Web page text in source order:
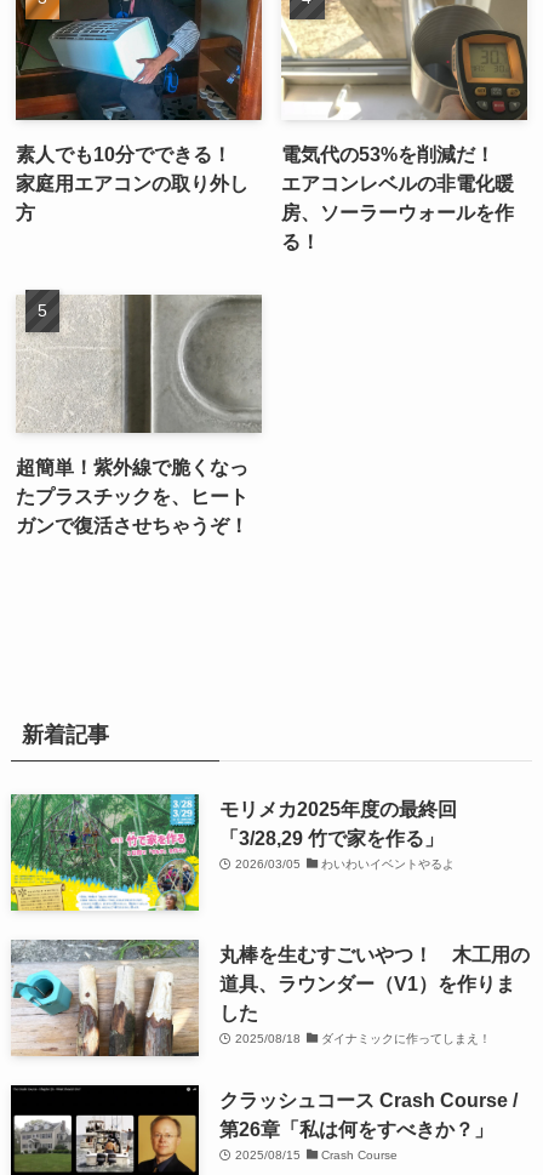
素人でも10分でできる！
家庭用エアコンの取り外し
方
電気代の53%を削減だ！
エアコンレベルの非電化暖
房、ソーラーウォールを作
る！
超簡単！紫外線で脆くなっ
たプラスチックを、ヒート
ガンで復活させちゃうぞ！
新着記事
モリメカ2025年度の最終回
「3/28,29 竹で家を作る」
2026/03/05 わいわいイベントやるよ
丸棒を生むすごいやつ！ 木工用の
道具、ラウンダー（V1）を作りま
した
2025/08/18 ダイナミックに作ってしまえ！
クラッシュコース Crash Course /
第26章「私は何をすべきか？」
2025/08/15 Crash Course